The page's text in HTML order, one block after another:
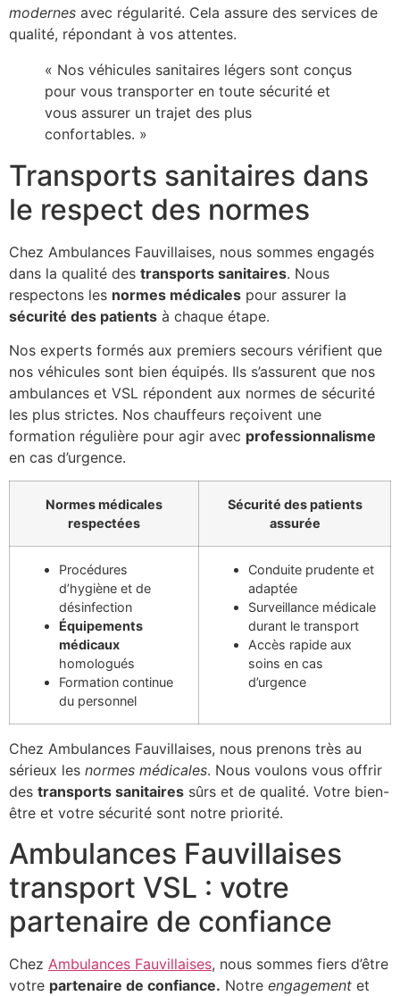
modernes avec régularité. Cela assure des services de
qualité, répondant à vos attentes.
« Nos véhicules sanitaires légers sont conçus
pour vous transporter en toute sécurité et
vous assurer un trajet des plus
confortables. »
Transports sanitaires dans
le respect des normes
Chez Ambulances Fauvillaises, nous sommes engagés
dans la qualité des transports sanitaires. Nous
respectons les normes médicales pour assurer la
sécurité des patients à chaque étape.
Nos experts formés aux premiers secours vérifient que
nos véhicules sont bien équipés. Ils s’assurent que nos
ambulances et VSL répondent aux normes de sécurité
les plus strictes. Nos chauffeurs reçoivent une
formation régulière pour agir avec professionnalisme
en cas d’urgence.
Normes médicales
respectées
Sécurité des patients
assurée
Procédures
d’hygiène et de
désinfection
Équipements
médicaux
homologués
Formation continue
du personnel
Conduite prudente et
adaptée
Surveillance médicale
durant le transport
Accès rapide aux
soins en cas
d’urgence
Chez Ambulances Fauvillaises, nous prenons très au
sérieux les normes médicales. Nous voulons vous offrir
des transports sanitaires sûrs et de qualité. Votre bien-
être et votre sécurité sont notre priorité.
Ambulances Fauvillaises
transport VSL : votre
partenaire de confiance
Chez Ambulances Fauvillaises, nous sommes fiers d’être
votre partenaire de confiance. Notre engagement et